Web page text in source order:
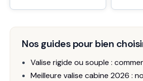
Nos guides pour bien
Valise rigide ou souple :
Meilleure valise cabine 2026 :